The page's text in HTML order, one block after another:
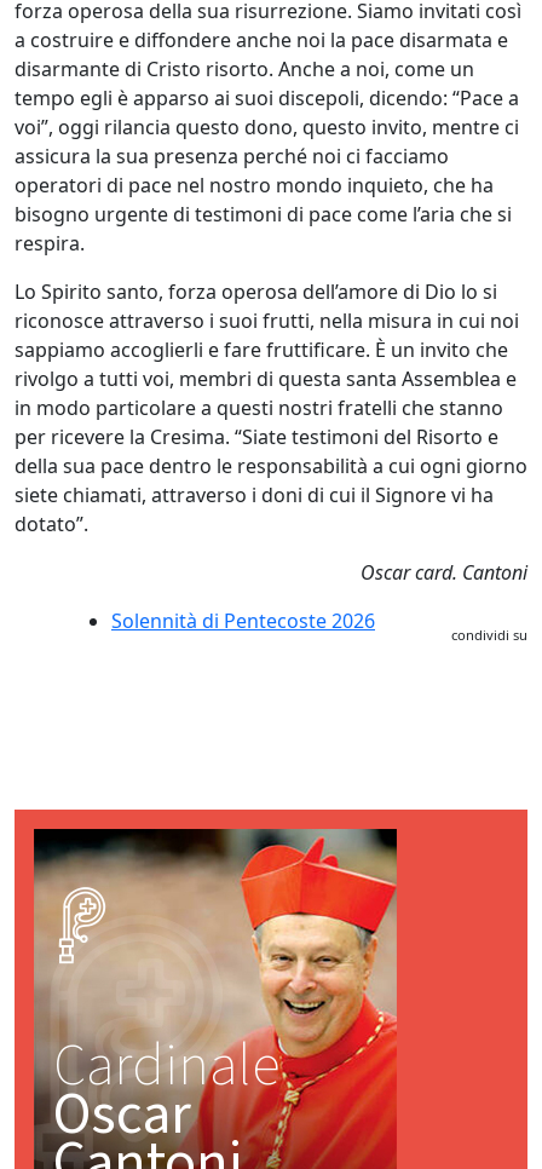
forza operosa della sua risurrezione. Siamo invitati così
a costruire e diffondere anche noi la pace disarmata e
disarmante di Cristo risorto. Anche a noi, come un
tempo egli è apparso ai suoi discepoli, dicendo: “Pace a
voi”, oggi rilancia questo dono, questo invito, mentre ci
assicura la sua presenza perché noi ci facciamo
operatori di pace nel nostro mondo inquieto, che ha
bisogno urgente di testimoni di pace come l’aria che si
respira.
Lo Spirito santo, forza operosa dell’amore di Dio lo si
riconosce attraverso i suoi frutti, nella misura in cui noi
sappiamo accoglierli e fare fruttificare. È un invito che
rivolgo a tutti voi, membri di questa santa Assemblea e
in modo particolare a questi nostri fratelli che stanno
per ricevere la Cresima. “Siate testimoni del Risorto e
della sua pace dentro le responsabilità a cui ogni giorno
siete chiamati, attraverso i doni di cui il Signore vi ha
dotato”.
Oscar card. Cantoni
condividi su
Solennità di Pentecoste 2026
Cardinale
Oscar